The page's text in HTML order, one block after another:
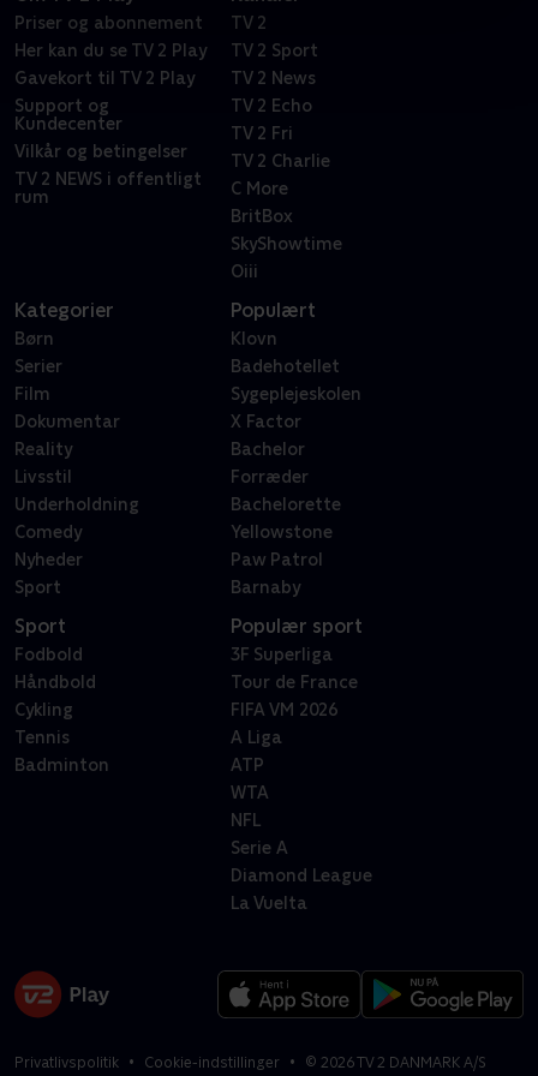
Priser og abonnement
Her kan du se TV 2 Play
Gavekort til TV 2 Play
Support og
Kundecenter
Vilkår og betingelser
TV 2 NEWS i offentligt
rum
TV 2
TV 2 Sport
TV 2 News
TV 2 Echo
TV 2 Fri
TV 2 Charlie
C More
BritBox
SkyShowtime
Oiii
Kategorier
Børn
Serier
Film
Dokumentar
Reality
Livsstil
Underholdning
Comedy
Nyheder
Sport
Populært
Klovn
Badehotellet
Sygeplejeskolen
X Factor
Bachelor
Forræder
Bachelorette
Yellowstone
Paw Patrol
Barnaby
Sport
Fodbold
Håndbold
Cykling
Tennis
Badminton
Populær sport
3F Superliga
Tour de France
FIFA VM 2026
A Liga
ATP
WTA
NFL
Serie A
Diamond League
La Vuelta
Privatlivspolitik Cookie-indstillinger © 2026TV 2 DANMARK A/S